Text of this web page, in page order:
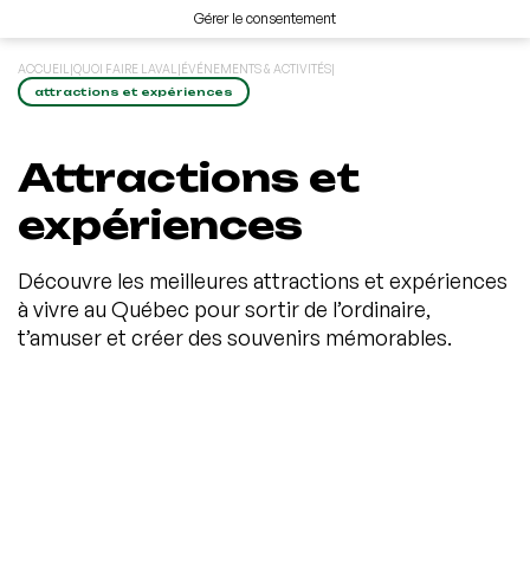
Gérer le consentement
ACCUEIL |QUOI FAIRE LAVAL |ÉVÉNEMENTS & ACTIVITÉS|
attractions et expériences
Attractions et
expériences
Découvre les meilleures attractions et expériences
à vivre au Québec pour sortir de l’ordinaire,
t’amuser et créer des souvenirs mémorables.